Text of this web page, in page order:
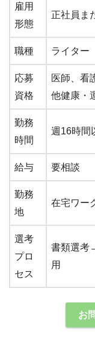
雇用
形態
正社員ま
職種 ライター
応募
資格
医師、看
他健康・
勤務
時間
週16時間
給与 要相談
勤務
地
在宅ワー
選考
プロ
セス
書類選考
用
お